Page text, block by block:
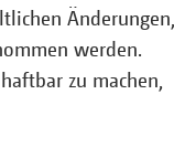
Änderungen,
werden.
zu machen,